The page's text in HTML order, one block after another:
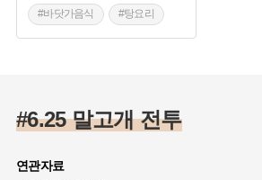
#바닷가음식 #탕요리
#제주도 별미 #보말
#6.25 말고개 전투
연관자료